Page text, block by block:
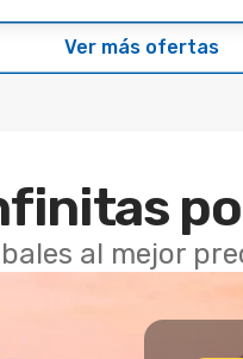
Ver más ofertas
al mejor